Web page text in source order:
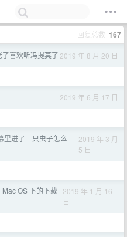
回复总数 167
了喜欢听冯提莫了 2019 年 8 月 20 日
2019 年 6 月 17 日
里进了一只虫子怎么
2019 年 3 月
5 日
Mac OS 下的下载 2019 年 1 月 16
日